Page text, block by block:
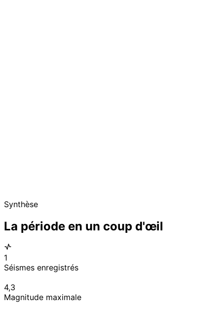
Synthèse
La période en un coup d'œil
1
Séismes enregistrés
4,3
Magnitude maximale